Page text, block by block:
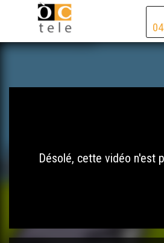
04
Désolé, cette vidéo n'est